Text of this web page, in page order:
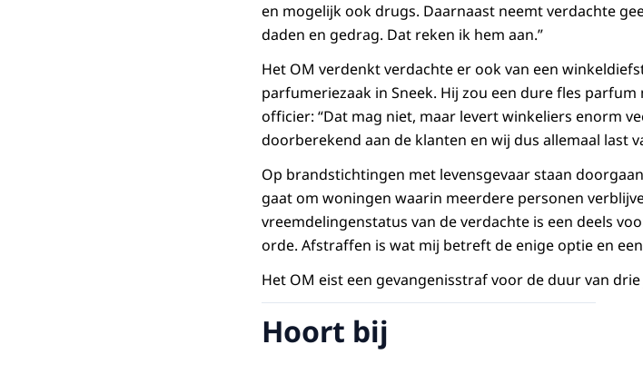
en mogelijk ook drugs. Daarnaast neemt verdachte
daden en gedrag. Dat reken ik hem aan.”
Het OM verdenkt verdachte er ook van een
parfumeriezaak in Sneek. Hij zou een dure fles
officier: “Dat mag niet, maar levert winkeliers enorm
doorberekend aan de klanten en wij dus allemaal last
Op brandstichtingen met levensgevaar staan
gaat om woningen waarin meerdere personen
vreemdelingenstatus van de verdachte is een deels
orde. Afstraffen is wat mij betreft de enige optie en
Het OM eist een gevangenisstraf voor de duur van drie
Hoort bij